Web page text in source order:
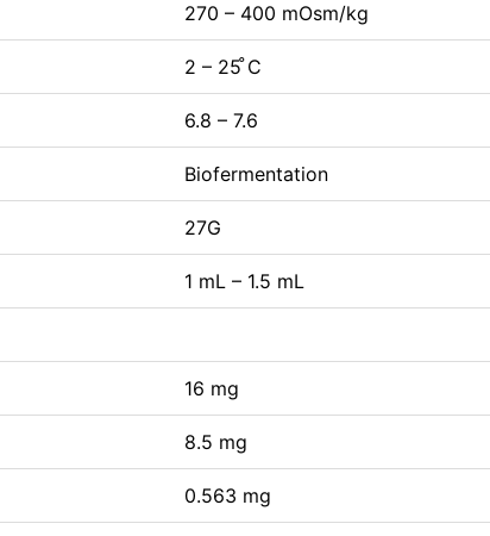
270 – 400 mOsm/kg
2 – 25 ̊C
6.8 – 7.6
Biofermentation
27G
1 mL – 1.5 mL
16 mg
8.5 mg
0.563 mg